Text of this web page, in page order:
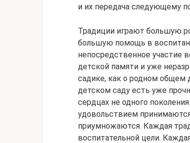
и их передача следующему
Традиции играют большую
большую помощь в
непосредственное участие
детской памяти и уже
садике, как о родном
детском саду есть уже
сердцах не одного
удовольствием
приумножаются. Каждая
воспитательной цели.